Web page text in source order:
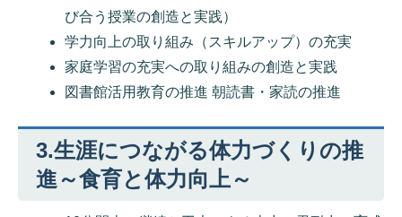
び合う授業の創造と実践）
学力向上の取り組み（スキルアップ）の充実
家庭学習の充実への取り組みの創造と実践
図書館活用教育の推進 朝読書・家読の推進
3.生涯につながる体力づくりの推
進～食育と体力向上～